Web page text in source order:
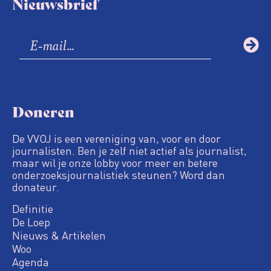
Doneren
De VVOJ is een vereniging van, voor en door
journalisten. Ben je zelf niet actief als journalist,
maar wil je onze lobby voor meer en betere
onderzoeksjournalistiek steunen? Word dan
donateur.
Definitie
De Loep
Nieuws & Artikelen
Woo
Agenda